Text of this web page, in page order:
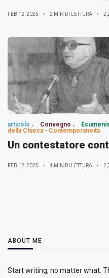
FEB 12, 2025 2 MIN DI LETTURA
articolo Convegno
della Chiesa - Contemporaneità
Un contestatore
FEB 12, 2025 4 MIN DI LETTURA
ABOUT ME
Start writing, no matter what.